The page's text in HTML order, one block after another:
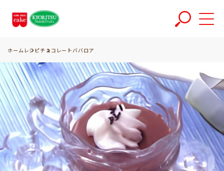
ホーム レシピチョコレートババロア